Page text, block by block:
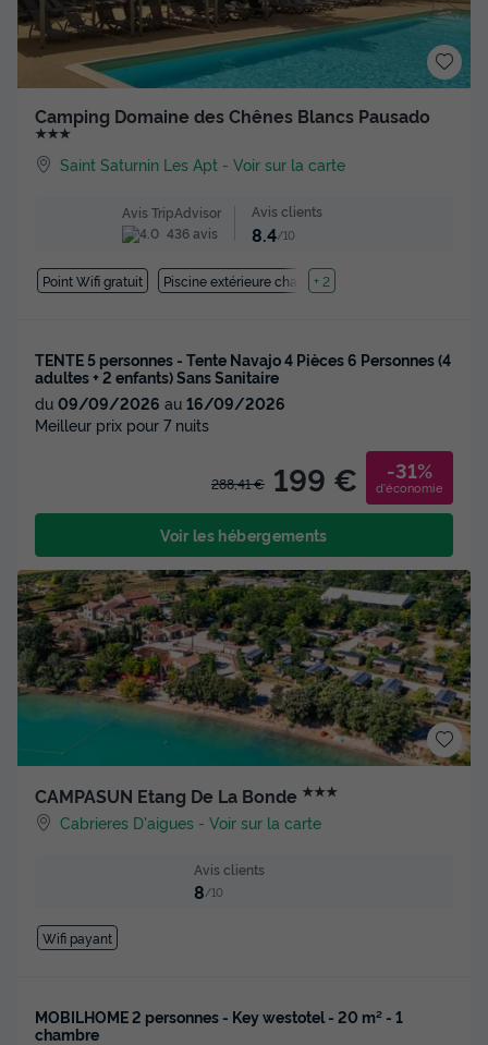
Camping Domaine des Chênes Blancs Pausado
★★★
Saint Saturnin Les Apt -Voir sur la carte
Avis TripAdvisor
436 avis
Avis clients
8.4/10
Point Wifi gratuit Piscine extérieure chauffée
+ 2
TENTE 5 personnes - Tente Navajo 4 Pièces 6 Personnes (4
adultes + 2 enfants) Sans Sanitaire
du 09/09/2026 au 16/09/2026
Meilleur prix pour 7 nuits
288,41 € 199 € -31%
d'économie
Voir les hébergements
CAMPASUN Etang De La Bonde ★★★
Cabrieres D'aigues -Voir sur la carte
Avis clients
8/10
Wifi payant
MOBILHOME 2 personnes - Key westotel - 20 m² - 1
chambre